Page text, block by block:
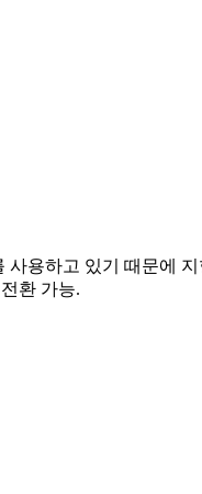
용하고 있기 때문에
환 가능.